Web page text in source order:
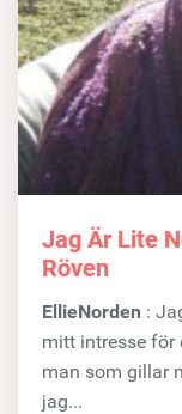
Jag Är Lite
Röven
EllieNorden :
mitt intresse för
man som gillar
jag...